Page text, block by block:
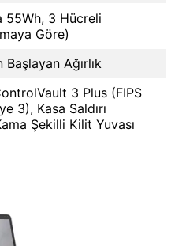
55Wh, 3 Hücreli
Göre)
Başlayan Ağırlık
3 Plus (FIPS
3), Kasa Saldırı
Şekilli Kilit Yuvası